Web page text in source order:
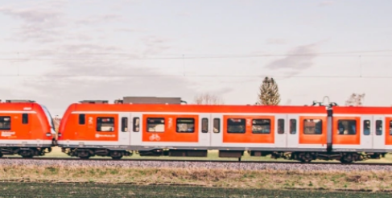
benutzen würden die Meisten wohl nicht dazu zählen.